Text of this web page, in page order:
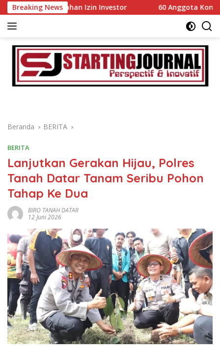
Langsung
ke
konten
Breaking News
Izin Investor 60 Anggota Kontingen
Beranda BERITA
BERITA
Lanjutkan Gerakan Hijau, Polres
Tanah Datar Tanam Seribu Pohon
Tahap Ke Dua
BIRO TANAH DATAR
12 Juni 2026